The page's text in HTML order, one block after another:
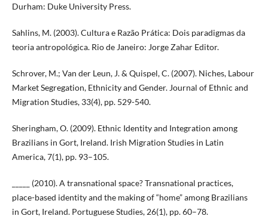
Durham: Duke University Press.
Sahlins, M. (2003). Cultura e Razão Prática: Dois paradigmas da
teoria antropológica. Rio de Janeiro: Jorge Zahar Editor.
Schrover, M.; Van der Leun, J. & Quispel, C. (2007). Niches, Labour
Market Segregation, Ethnicity and Gender. Journal of Ethnic and
Migration Studies, 33(4), pp. 529-540.
Sheringham, O. (2009). Ethnic Identity and Integration among
Brazilians in Gort, Ireland. Irish Migration Studies in Latin
America, 7(1), pp. 93–105.
_____ (2010). A transnational space? Transnational practices,
place-based identity and the making of “home” among Brazilians
in Gort, Ireland. Portuguese Studies, 26(1), pp. 60–78.